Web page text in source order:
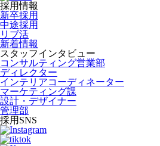
採用情報
新卒採用
中途採用
リブ活
新着情報
スタッフインタビュー
コンサルティング営業部
ディレクター
インテリアコーディネーター
マーケティング課
設計・デザイナー
管理部
採用SNS